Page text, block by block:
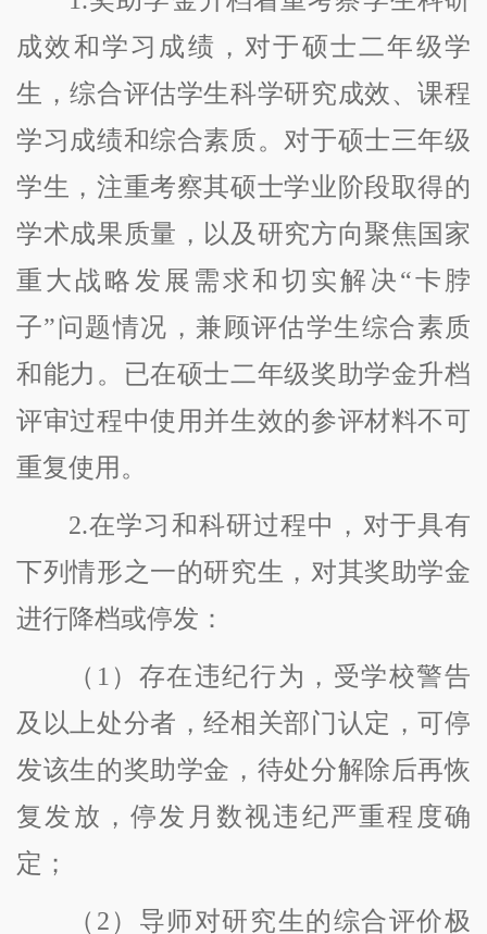
成效和学习成绩，对于硕士二年级学
生，综合评估学生科学研究成效、课程
学习成绩和综合素质。对于硕士三年级
学生，注重考察其硕士学业阶段取得的
学术成果质量，以及研究方向聚焦国家
重大战略发展需求和切实解决“卡脖
子”问题情况，兼顾评估学生综合素质
和能力。已在硕士二年级奖助学金升档
评审过程中使用并生效的参评材料不可
重复使用。
2.在学习和科研过程中，对于具有
下列情形之一的研究生，对其奖助学金
进行降档或停发：
（ 1）存在违纪行为，受学校警告
及以上处分者，经相关部门认定，可停
发该生的奖助学金，待处分解除后再恢
复发放，停发月数视违纪严重程度确
定；
（ 2）导师对研究生的综合评价极